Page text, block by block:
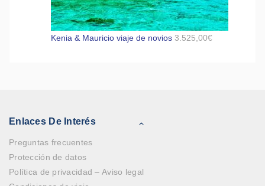
Kenia & Mauricio viaje de novios 3.525,00€
Enlaces De Interés
Preguntas frecuentes
Protección de datos
Política de privacidad – Aviso legal